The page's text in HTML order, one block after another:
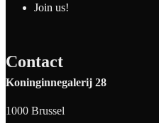
Join us!
Contact
Koninginnegalerij 28
1000 Brussel